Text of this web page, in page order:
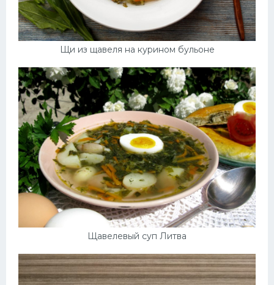
Щи из щавеля на курином бульоне
Щавелевый суп Литва